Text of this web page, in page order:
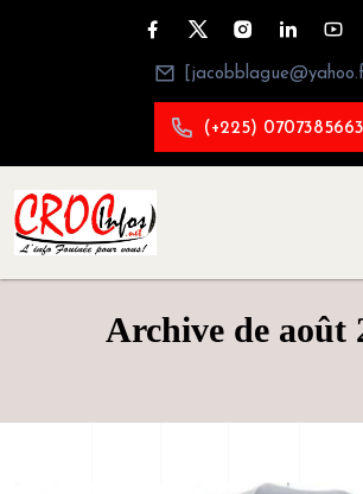
(+225) 0707385663
Archive de août